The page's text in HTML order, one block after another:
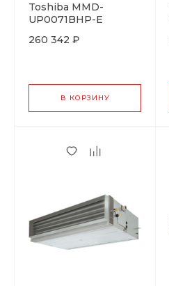
Toshiba MMD-
UP0071BHP-E
260 342 ₽
В КОРЗИНУ